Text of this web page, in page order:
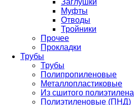
Заглушки
Муфты
Отводы
Тройники
Прочее
Прокладки
Трубы
Трубы
Полипропиленовые
Металлопластиковые
Из сшитого полиэтилена
Полиэтиленовые (ПНД)